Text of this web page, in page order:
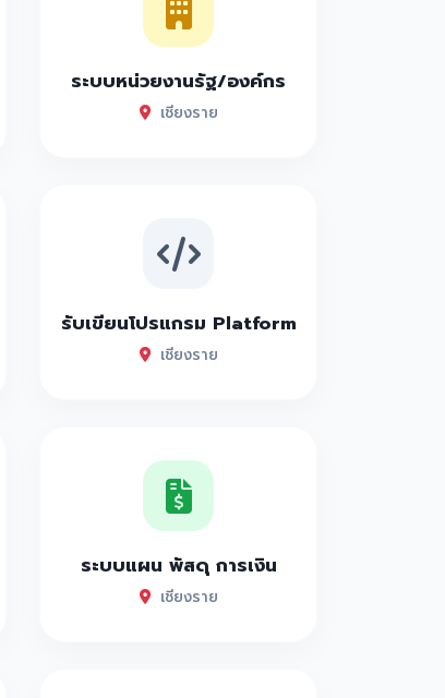
ระบบหน่วยงานรัฐ/องค์กร
เชียงราย
รับเขียนโปรแกรม Platform
เชียงราย
ระบบแผน พัสดุ การเงิน
เชียงราย